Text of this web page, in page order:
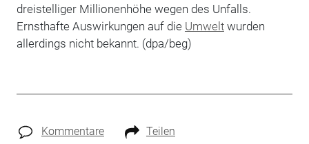
dreistelliger Millionenhöhe wegen des Unfalls.
Ernsthafte Auswirkungen auf die Umweltwurden
allerdings nicht bekannt. (dpa/beg)
Kommentare Teilen